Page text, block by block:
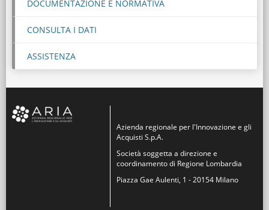
DOCUMENTAZIONE E NORMATIVA
CONSULTA I DATI
ASSISTENZA
Azienda regionale per l'Innovazione e gli
Acquisti S.p.A.
Società soggetta a direzione e
coordinamento di Regione Lombardia
Piazza Gae Aulenti, 1 - 20154 Milano